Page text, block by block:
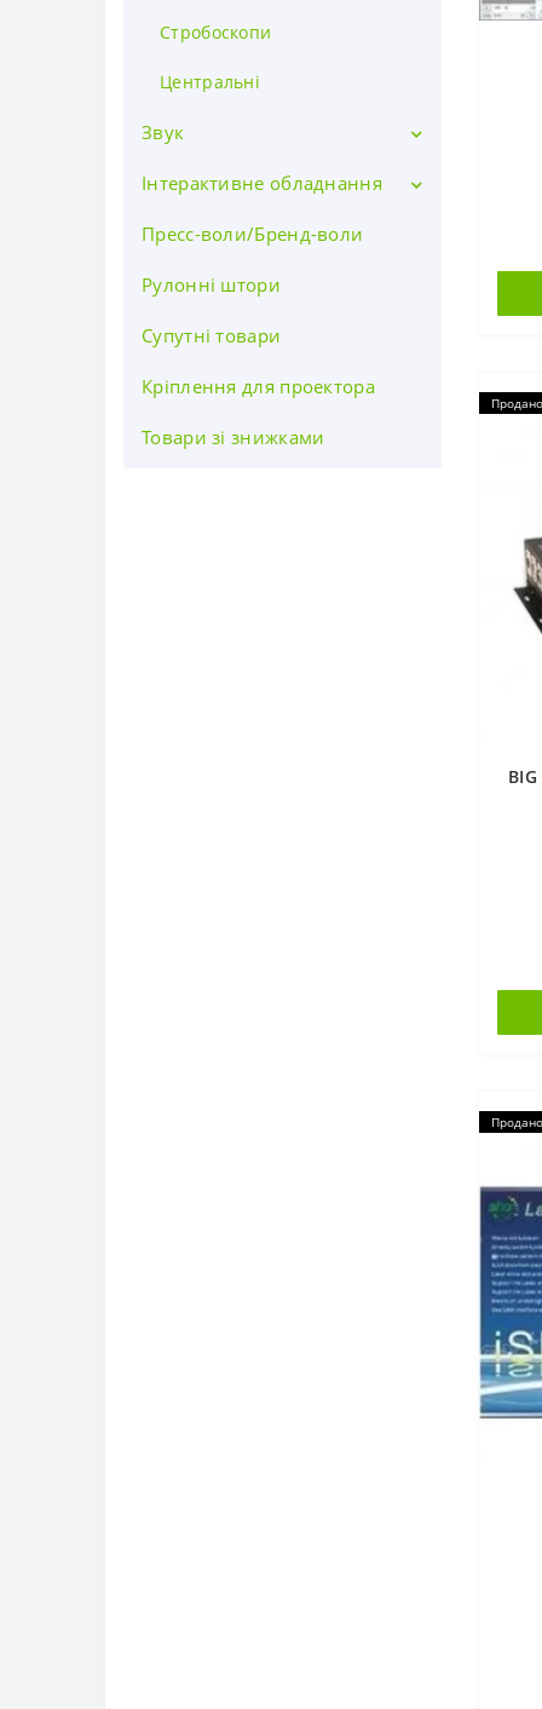
Стробоскопи
Центральні
Звук
DJ-обладнання
Автономні колонки
Активні системи
Караоке програми
Караоке системи
Мікрофони
Інтерактивне обладнання
Інтерактивні Дошки
Інтерактивні панелі
Документ камери
Мікроскопи
Пресс-воли/Бренд-воли
Рулонні штори
Супутні товари
Кріплення для проектора
Товари зі знижками
Продано
Продано